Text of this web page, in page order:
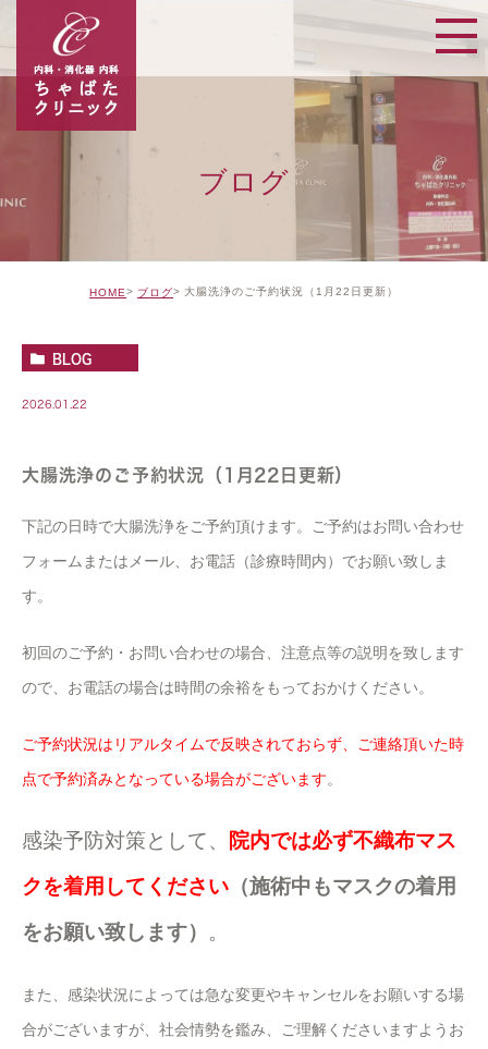
ブログ
HOME ブログ 大腸洗浄のご予約状況（1月22日更新）
BLOG
2026.01.22
大腸洗浄のご予約状況（1月22日更新）
下記の日時で大腸洗浄をご予約頂けます。ご予約はお問い合わせ
フォームまたはメール、お電話（診療時間内）でお願い致しま
す。
初回のご予約・お問い合わせの場合、注意点等の説明を致します
ので、お電話の場合は時間の余裕をもっておかけください。
ご予約状況はリアルタイムで反映されておらず、ご連絡頂いた時
点で予約済みとなっている場合がございます。
感染予防対策として、
院内では必ず不織布マス
クを着用してください （施術中もマスクの着用
をお願い致します） 。
また、感染状況によっては急な変更やキャンセルをお願いする場
合がございますが、社会情勢を鑑み、ご理解くださいますようお